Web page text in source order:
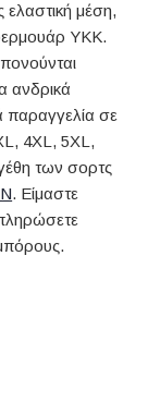
μέση,
YKK.
ανδρικά
παραγγελία σε
4XL, 5XL,
των σορτς
. Είμαστε